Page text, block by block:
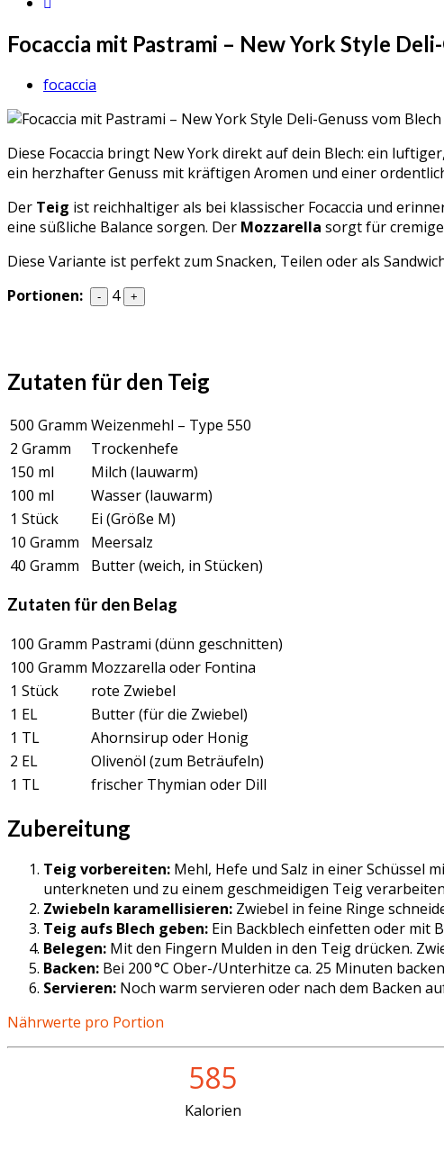
Focaccia mit Pastrami – New York Style
focaccia
Diese Focaccia bringt New York direkt auf dein Blech: ein
ein herzhafter Genuss mit kräftigen Aromen und einer
Der Teig ist reichhaltiger als bei klassischer Focaccia und
eine süßliche Balance sorgen. Der Mozzarella sorgt für
Diese Variante ist perfekt zum Snacken, Teilen oder als
Portionen:
- 4 +
Zutaten für den Teig
500 Gramm Weizenmehl – Type 550
2 Gramm
Trockenhefe
150 ml
Milch (lauwarm)
100 ml
Wasser (lauwarm)
1 Stück
Ei (Größe M)
10 Gramm
Meersalz
40 Gramm
Butter (weich, in Stücken)
Zutaten für den Belag
100 Gramm Pastrami (dünn geschnitten)
100 Gramm Mozzarella oder Fontina
1 Stück
rote Zwiebel
1 EL
Butter (für die Zwiebel)
1 TL
Ahornsirup oder Honig
2 EL
Olivenöl (zum Beträufeln)
1 TL
frischer Thymian oder Dill
Zubereitung
Teig vorbereiten: Mehl, Hefe und Salz in einer Schüssel
unterkneten und zu einem geschmeidigen Teig
Zwiebeln karamellisieren: Zwiebel in feine Ringe
Teig aufs Blech geben: Ein Backblech einfetten oder mit
Belegen: Mit den Fingern Mulden in den Teig drücken.
Backen: Bei 200 °C Ober-/Unterhitze ca. 25 Minuten
Servieren: Noch warm servieren oder nach dem Backen
Nährwerte pro Portion
585
Kalorien